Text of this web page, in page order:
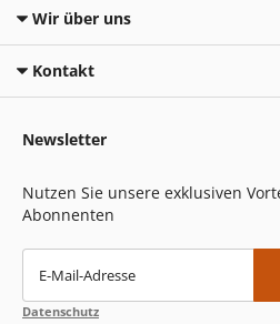
Wir über uns
Kontakt
Newsletter
Nutzen Sie unsere exklusiven
Abonnenten
E-Mail-Adresse
Datenschutz